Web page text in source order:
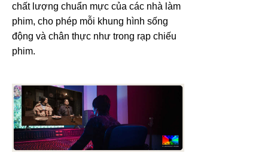
chất lượng chuẩn mực của các nhà làm
phim, cho phép mỗi khung hình sống
động và chân thực như trong rạp chiếu
phim.